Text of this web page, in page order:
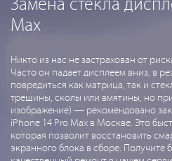
Замена стекла
Max
Никто из нас не застрахован от
Часто он падает дисплеем вниз, в
повредиться как матрица, так и
трещины, сколы или вмятины, но
изображение) — рекомендовано
iPhone 14 Pro Max в Москве. Это
которая позволит восстановить
экранного блока в сборе. Получите